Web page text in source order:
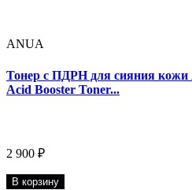
ANUA
Тонер с ПДРН для сияния кожи
Acid Booster Toner...
2 900 ₽
В корзину